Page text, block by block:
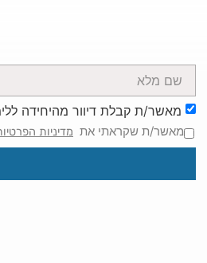
מאשר/ת קבלת דיוור מהיחידה
מאשר/ת שקראתי את מדיניות